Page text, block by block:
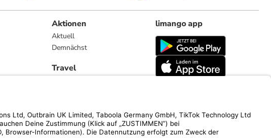
Aktionen
Aktuell
Demnächst
Travel
limango app